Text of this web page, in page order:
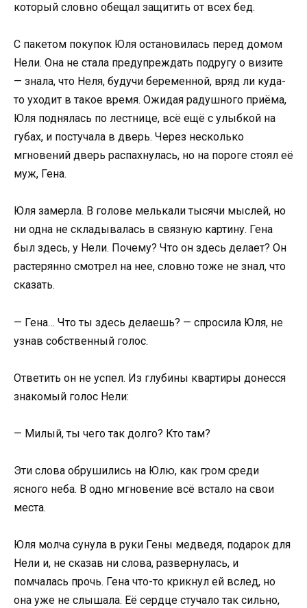
который словно обещал защитить от всех бед.
С пакетом покупок Юля остановилась перед домом
Нели. Она не стала предупреждать подругу о визите
— знала, что Неля, будучи беременной, вряд ли куда-
то уходит в такое время. Ожидая радушного приёма,
Юля поднялась по лестнице, всё ещё с улыбкой на
губах, и постучала в дверь. Через несколько
мгновений дверь распахнулась, но на пороге стоял её
муж, Гена.
Юля замерла. В голове мелькали тысячи мыслей, но
ни одна не складывалась в связную картину. Гена
был здесь, у Нели. Почему? Что он здесь делает? Он
растерянно смотрел на нее, словно тоже не знал, что
сказать.
— Гена… Что ты здесь делаешь? — спросила Юля, не
узнав собственный голос.
Ответить он не успел. Из глубины квартиры донесся
знакомый голос Нели:
— Милый, ты чего так долго? Кто там?
Эти слова обрушились на Юлю, как гром среди
ясного неба. В одно мгновение всё встало на свои
места.
Юля молча сунула в руки Гены медведя, подарок для
Нели и, не сказав ни слова, развернулась, и
помчалась прочь. Гена что-то крикнул ей вслед, но
она уже не слышала. Её сердце стучало так сильно,